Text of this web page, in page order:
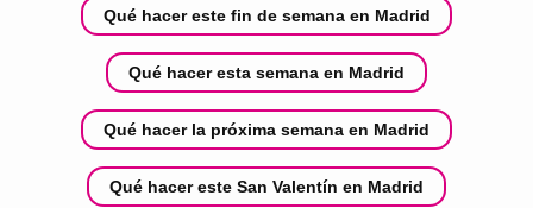
Qué hacer este fin de semana en Madrid
Qué hacer esta semana en Madrid
Qué hacer la próxima semana en Madrid
Qué hacer este San Valentín en Madrid